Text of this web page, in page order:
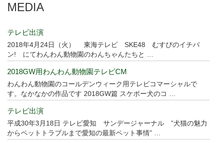
MEDIA
テレビ出演
2018年4月24日（火） 東海テレビ SKE48 むすびのイチバ
ン! にてわんわん動物園のわんちゃんたちと
2018GW用わんわん動物園テレビCM
わんわん動物園のコールデンウィーク用テレビコマーシャルで
す。なかなかの作品です 2018GW篇 スケボー犬のコ
テレビ出演
平成30年3月18日 テレビ愛知 サンデージャーナル ”犬猫の魅力
からペットトラブルまで愛知の最新ペット事情”